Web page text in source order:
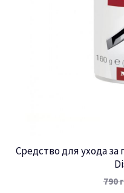
Средство для ухода
790